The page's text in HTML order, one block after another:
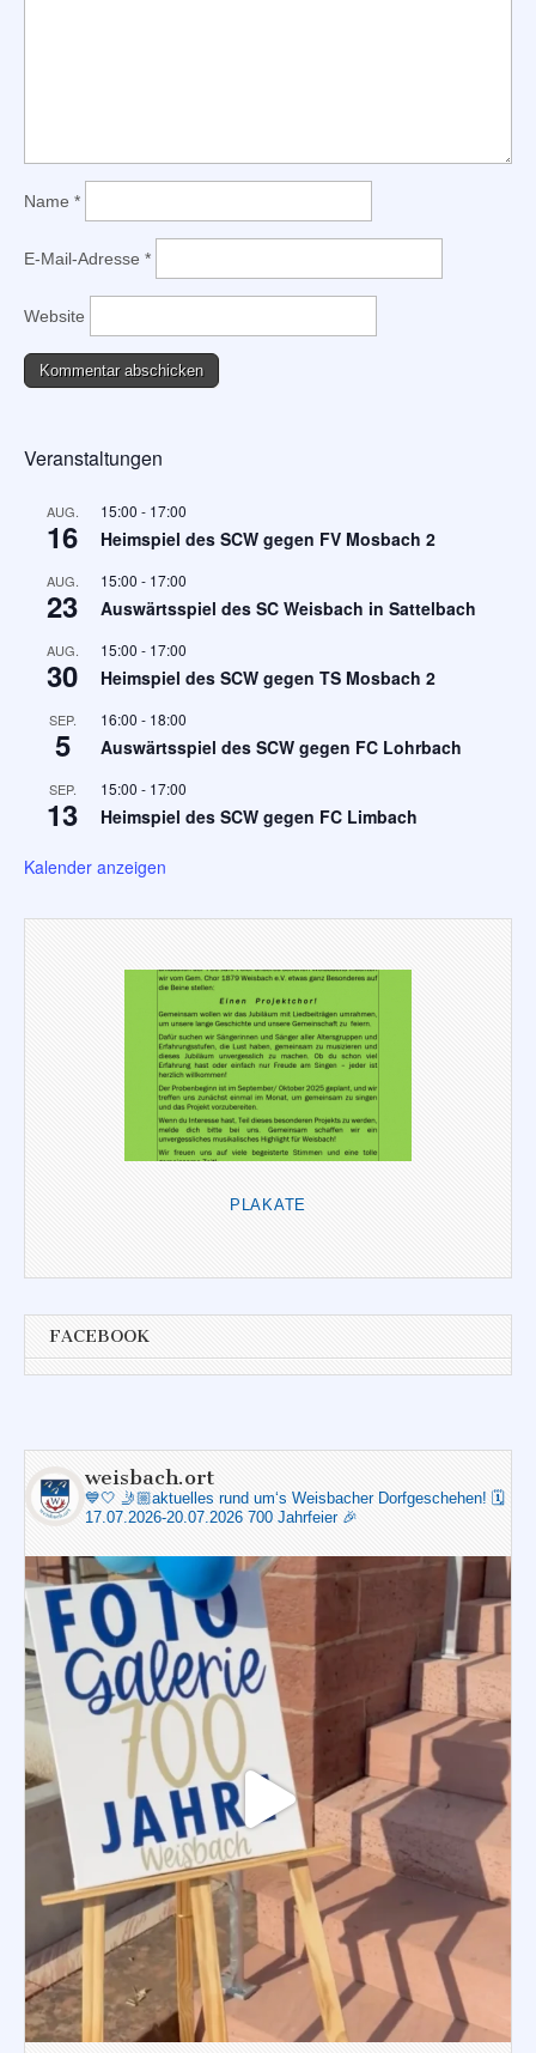
Name *
E-Mail-Adresse *
Website
Veranstaltungen
AUG.
16
15:00 - 17:00
Heimspiel des SCW gegen FV Mosbach 2
AUG.
23
15:00 - 17:00
Auswärtsspiel des SC Weisbach in Sattelbach
AUG.
30
15:00 - 17:00
Heimspiel des SCW gegen TS Mosbach 2
SEP.
5
16:00 - 18:00
Auswärtsspiel des SCW gegen FC Lohrbach
SEP.
13
15:00 - 17:00
Heimspiel des SCW gegen FC Limbach
Kalender anzeigen
PLAKATE
FACEBOOK
weisbach.ort
💙🤍 🤳🏼aktuelles rund um‘s Weisbacher Dorfgeschehen! 🗓️
17.07.2026-20.07.2026 700 Jahrfeier 🎉